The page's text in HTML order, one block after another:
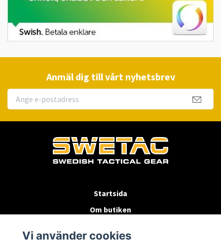
Anmäl dig till vårt nyhetsbrev
Startsida
Om butiken
Vi använder cookies